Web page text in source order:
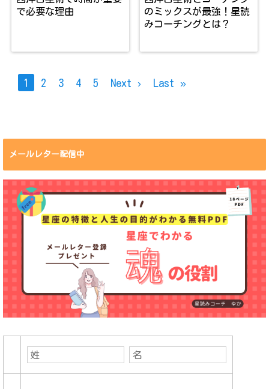
で必要な理由
のミックスが最強！星読
みコーチングとは？
1 2 3 4 5 Next › Last »
メールレター配信中